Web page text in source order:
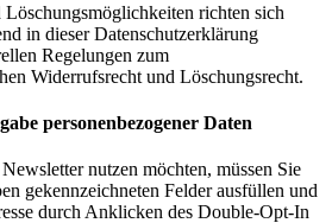
richten sich
in dieser Datenschutzerklärung
Regelungen zum
Widerrufsrecht und Löschungsrecht.
personenbezogener Daten
nutzen möchten, müssen Sie
gekennzeichneten Felder ausfüllen und
durch Anklicken des Double-Opt-In